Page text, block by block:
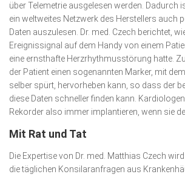
über Telemetrie ausgelesen werden. Dadurch
ein weltweites Netz­werk des Herstellers auch
Daten auszulesen. Dr. med. Czech berichtet,
Ereignis­signal auf dem Handy von einem
eine ernsthafte Herz­rhythmusstörung hatte.
der Patient einen sogenannten Marker, mit
selber spürt, hervorheben kann, so dass der
diese Daten schneller finden kann.
Rekorder also immer implantieren, wenn sie
Mit Rat und Tat
Die Expertise von Dr. med. Matthias Czech
die täglichen Konsilaranfragen aus